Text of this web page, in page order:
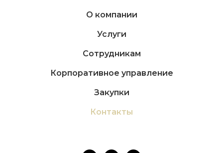
О компании
Услуги
Сотрудникам
Корпоративное управление
Закупки
Контакты